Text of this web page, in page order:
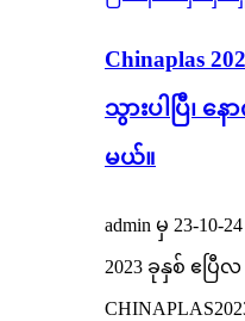
Chinaplas
သွားပါပြီ၊
မယ်။
admin မှ 23-
2023 ခုနှစ် ဧပြီ